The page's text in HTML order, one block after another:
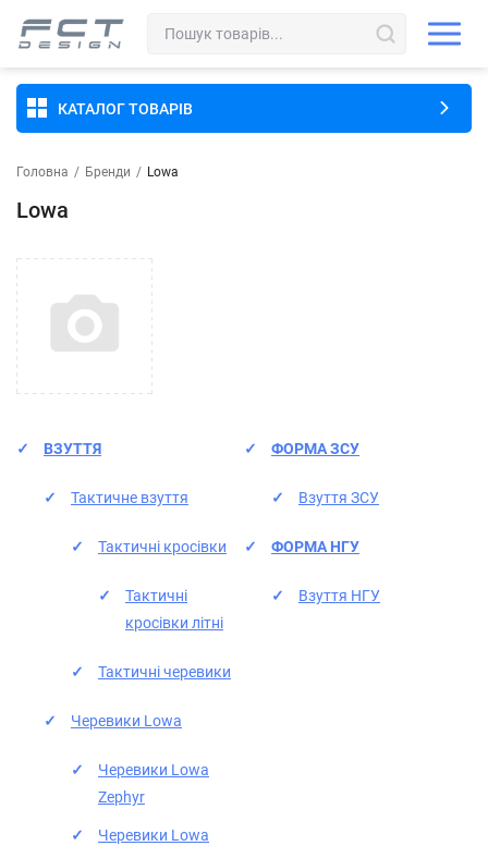
КАТАЛОГ ТОВАРІВ
Головна / Бренди / Lowa
Lowa
ВЗУТТЯ
Тактичне взуття
Тактичні кросівки
Тактичні
кросівки літні
Тактичні черевики
Черевики Lowa
Черевики Lowa
Zephyr
Черевики Lowa
ФОРМА ЗСУ
Взуття ЗСУ
ФОРМА НГУ
Взуття НГУ